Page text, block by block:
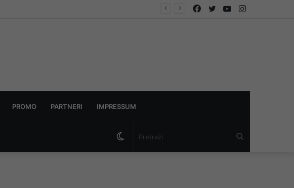
Instagram
YouTube
Twitter
Facebook
PROMO PARTNERI IMPRESSUM
Switch